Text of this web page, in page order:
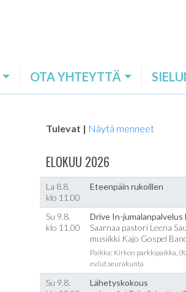
OTA YHTEYTTÄ
Tulevat | Näytä menneet
ELOKUU 2026
La 8.8.
klo 11.00
Eteenpäin rukoillen
Su 9.8.
klo 11.00
Drive In-jumalanpalvelus
Saarnaa pastori Leena
musiikki Kajo Gospel
Paikka: Kirkon parkkipaikka,
ev.lut.seurakunta
Su 9.8.
Lähetyskokous